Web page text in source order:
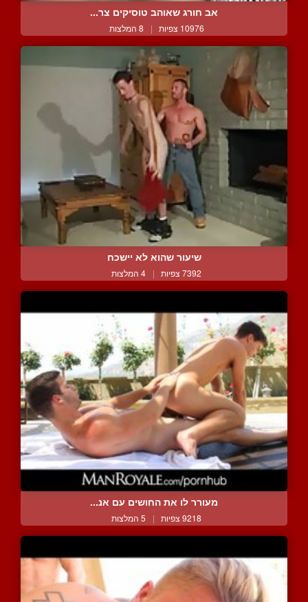
אב חורג שאוהב טוסיקים צר...
10976 צפיות | 8 המלצות
שיעור שהוא לא יישכח
7392 צפיות | 4 המלצות
מעורר לו את החושים עם אנ...
9218 צפיות | 5 המלצות